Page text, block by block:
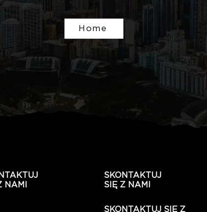
Home
NAMI
SKONTAKTUJ
SIĘ Z NAMI
SKONTAKTUJ SIĘ Z